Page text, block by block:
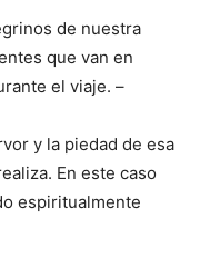
de nuestra
que van en
el viaje. –
y la piedad de esa
En este caso
espiritualmente